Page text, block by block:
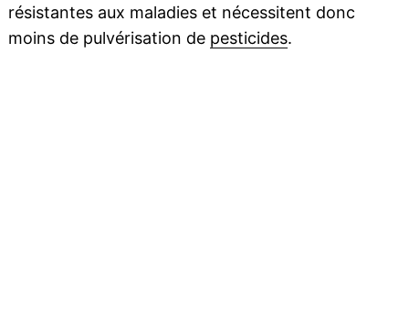
résistantes aux maladies et nécessitent donc
moins de pulvérisation de pesticides.